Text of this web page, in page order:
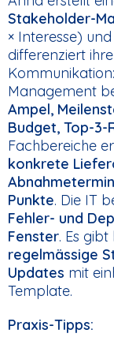
Stakeholder-
× Interesse) und
differenziert ihre
Kommunikation:
Management
Ampel,
Budget, Top-3-
Fachbereiche
konkrete
Punkte. Die IT
Fehler- und
Fenster. Es gibt
regelmässige
Updates mit
Template.
Praxis-Tipps: